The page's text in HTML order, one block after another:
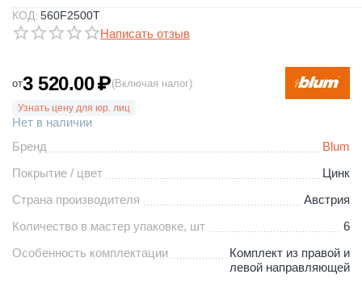
КОД: 560F2500T
Написать отзыв
от3 520.00₽(Включая налог)
Узнать цену для юр. лиц
Нет в наличии
Бренд
Blum
Покрытие / цвет
Цинк
Страна производителя
Австрия
Количество в мастер упаковке, шт
6
Особенность комплектации
Комплект из правой и
левой направляющей